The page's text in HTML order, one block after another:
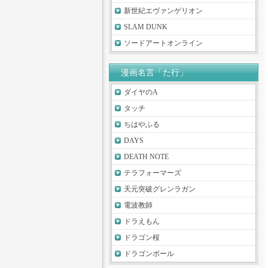
新世紀エヴァンゲリオン
SLAM DUNK
ソードアートオンライン
漫画名言「た行」
ダイヤのA
タッチ
ちはやふる
DAYS
DEATH NOTE
テラフォーマーズ
天元突破グレンラガン
電波教師
ドラえもん
ドラゴン桜
ドラゴンボール